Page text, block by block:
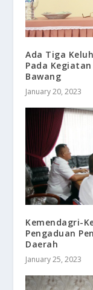
Ada Tiga
Pada
Bawang
January 20, 2023
Kemendagri-
Pengaduan
Daerah
January 25, 2023